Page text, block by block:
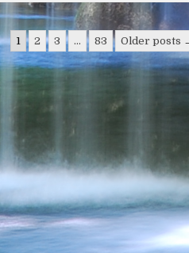
1 2 3 … 83 Older posts